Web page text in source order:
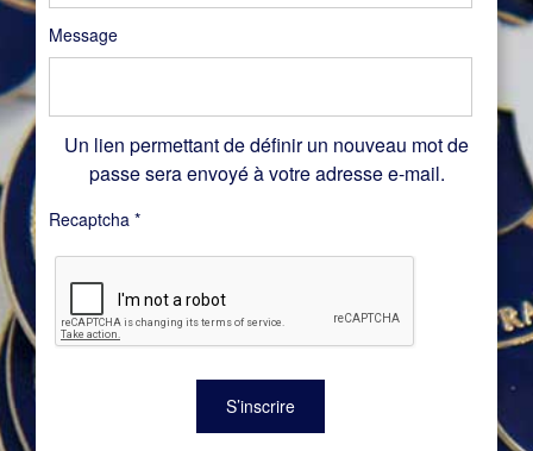
Message
Un lien permettant de définir un nouveau mot de
passe sera envoyé à votre adresse e-mail.
Recaptcha *
S’inscrire